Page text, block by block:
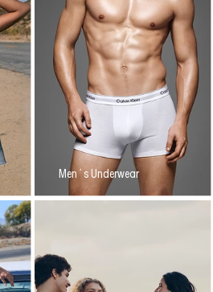
Men´s Underwear